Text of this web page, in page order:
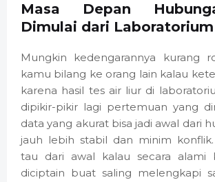
Masa Depan
Dimulai dari Laboratorium
Mungkin kedengarannya kurang
kamu bilang ke orang lain kalau
karena hasil tes air liur di
dipikir-pikir lagi pertemuan yang
data yang akurat bisa jadi awal dari
jauh lebih stabil dan minim
tau dari awal kalau secara alami
diciptain buat saling melengkapi